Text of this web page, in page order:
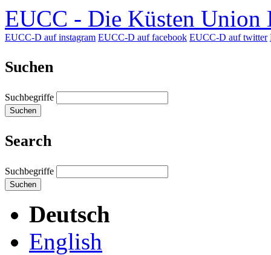
EUCC - Die Küsten Union
EUCC-D auf instagram EUCC-D auf facebook EUCC-D auf twitter
Suchen
Suchbegriffe
Suchen
Search
Suchbegriffe
Suchen
Deutsch
English